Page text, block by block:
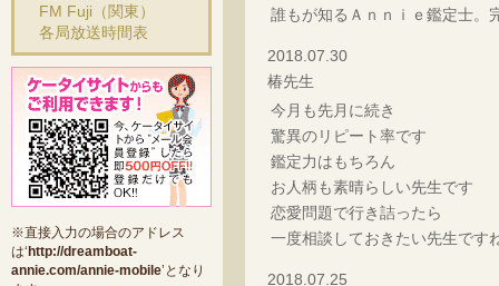
FM Fuji（関東）
各局放送時間表
※直接入力の場合のアドレス
は‘ http://dreamboat-
annie.com/annie-mobile’となり
誰もが知るＡｎｎｉｅ鑑定士。
2018.07.30
椿先生
今月も先月に続き
驚異のリピート率です
鑑定力はもちろん
お人柄も素晴らしい先生です
恋愛問題で行き詰ったら
一度相談しておきたい先生です
2018.07.25